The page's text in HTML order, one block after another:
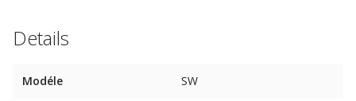
Details
Modéle SW